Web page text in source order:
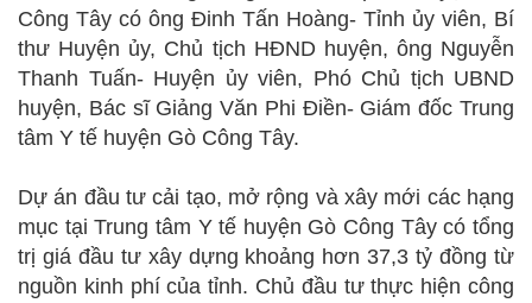
Công Tây có ông Đinh Tấn Hoàng- Tỉnh ủy viên, Bí
thư Huyện ủy, Chủ tịch HĐND huyện, ông Nguyễn
Thanh Tuấn- Huyện ủy viên, Phó Chủ tịch UBND
huyện, Bác sĩ Giảng Văn Phi Điền- Giám đốc Trung
tâm Y tế huyện Gò Công Tây.
Dự án đầu tư cải tạo, mở rộng và xây mới các hạng
mục tại Trung tâm Y tế huyện Gò Công Tây có tổng
trị giá đầu tư xây dựng khoảng hơn 37,3 tỷ đồng từ
nguồn kinh phí của tỉnh. Chủ đầu tư thực hiện công